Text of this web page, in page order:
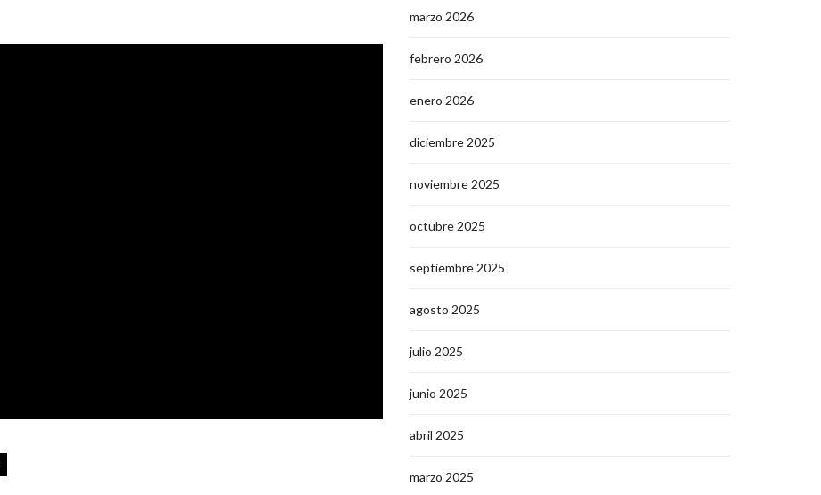
marzo 2026
febrero 2026
enero 2026
diciembre 2025
noviembre 2025
octubre 2025
septiembre 2025
agosto 2025
julio 2025
junio 2025
abril 2025
marzo 2025